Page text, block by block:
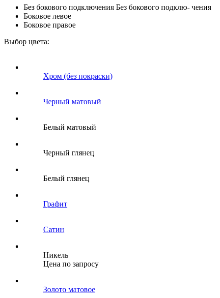
Без бокового подключения Без бокового подклю- чения
Боковое левое
Боковое правое
Выбор цвета:
Хром (без покраски)
Черный матовый
Белый матовый
Черный глянец
Белый глянец
Графит
Сатин
Никель
Цена по запросу
Золото матовое